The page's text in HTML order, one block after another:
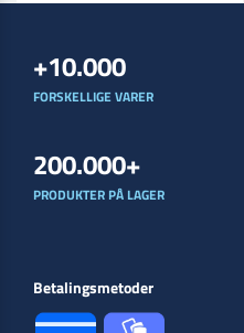
+10.000
FORSKELLIGE VARER
200.000+
PRODUKTER PÅ LAGER
Betalingsmetoder